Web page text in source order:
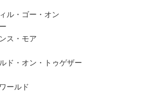
ル・ゴー・オン
ス・モア
ド・オン・トゥゲザー
ールド